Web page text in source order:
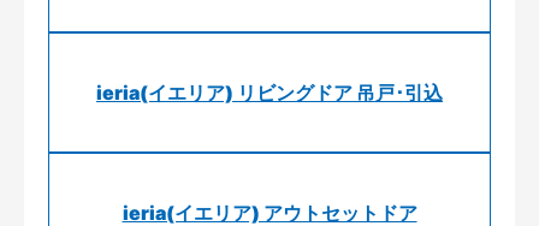
ieria(イエリア) リビングドア 吊戸･引込
ieria(イエリア) アウトセットドア